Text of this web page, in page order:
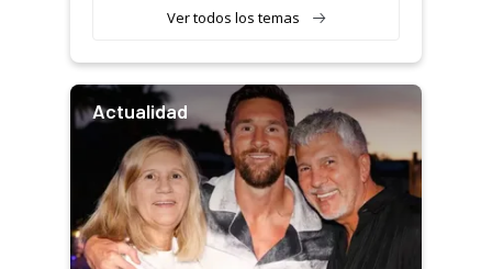
Ver todos los temas
Actualidad